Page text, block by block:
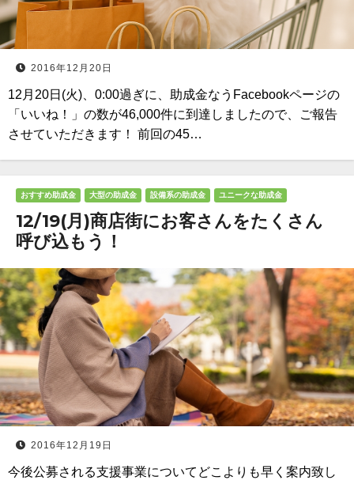
2016年12月20日
12月20日(火)、0:00過ぎに、助成金なうFacebookページの
「いいね！」の数が46,000件に到達しましたので、ご報告
させていただきます！ 前回の45…
おすすめ助成金 大型の助成金 設備系の助成金 ユニークな助成金
12/19(月)商店街にお客さんをたくさん
呼び込もう！
2016年12月19日
今後公募される支援事業についてどこよりも早く案内致し